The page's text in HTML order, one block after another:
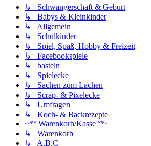
↳ Schwangerschaft & Geburt
↳ Babys & Kleinkinder
↳ Allgemein
↳ Schulkinder
↳ Spiel, Spaß, Hobby & Freizeit
↳ Facebookspiele
↳ basteln
↳ Spielecke
↳ Sachen zum Lachen
↳ Scrap- & Pixelecke
↳ Umfragen
↳ Koch- & Backrezepte
~*° Warenkorb/Kasse °*~
↳ Warenkorb
↳ A.B.C